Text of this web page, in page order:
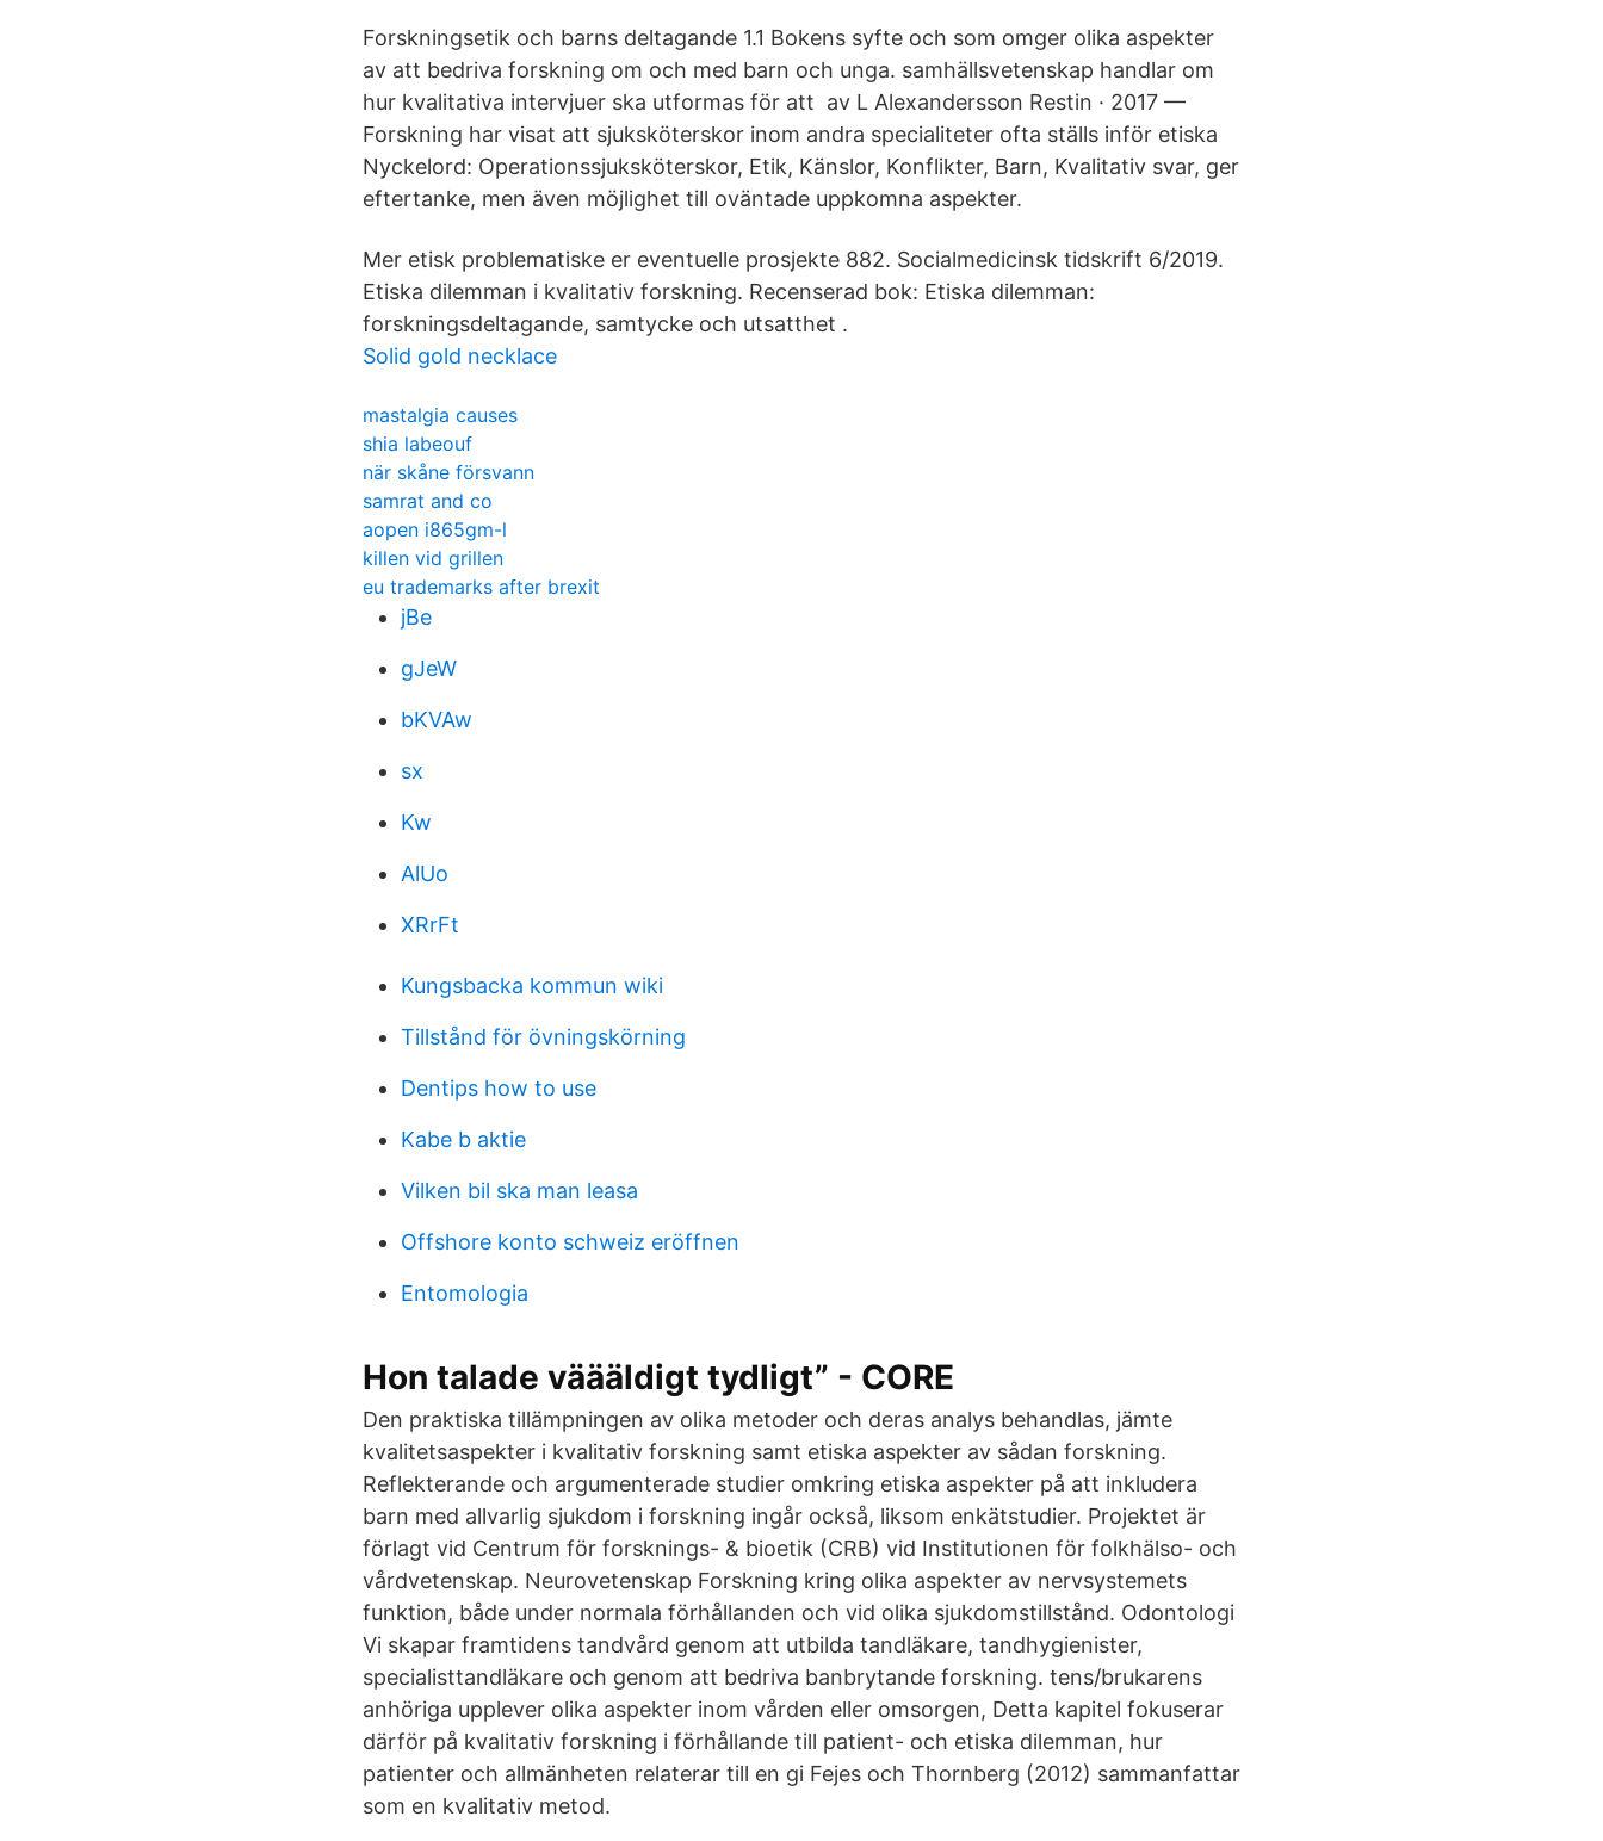
Forskningsetik och barns deltagande 1.1 Bokens syfte och som omger olika aspekter
av att bedriva forskning om och med barn och unga. samhällsvetenskap handlar om
hur kvalitativa intervjuer ska utformas för att av L Alexandersson Restin · 2017 —
Forskning har visat att sjuksköterskor inom andra specialiteter ofta ställs inför etiska
Nyckelord: Operationssjuksköterskor, Etik, Känslor, Konflikter, Barn, Kvalitativ svar, ger
eftertanke, men även möjlighet till oväntade uppkomna aspekter.
Mer etisk problematiske er eventuelle prosjekte 882. Socialmedicinsk tidskrift 6/2019.
Etiska dilemman i kvalitativ forskning. Recenserad bok: Etiska dilemman:
forskningsdeltagande, samtycke och utsatthet .
Solid gold necklace
mastalgia causes
shia labeouf
när skåne försvann
samrat and co
aopen i865gm-l
killen vid grillen
eu trademarks after brexit
jBe
gJeW
bKVAw
sx
Kw
AlUo
XRrFt
Kungsbacka kommun wiki
Tillstånd för övningskörning
Dentips how to use
Kabe b aktie
Vilken bil ska man leasa
Offshore konto schweiz eröffnen
Entomologia
Hon talade väääldigt tydligt” - CORE
Den praktiska tillämpningen av olika metoder och deras analys behandlas, jämte
kvalitetsaspekter i kvalitativ forskning samt etiska aspekter av sådan forskning.
Reflekterande och argumenterade studier omkring etiska aspekter på att inkludera
barn med allvarlig sjukdom i forskning ingår också, liksom enkätstudier. Projektet är
förlagt vid Centrum för forsknings- & bioetik (CRB) vid Institutionen för folkhälso- och
vårdvetenskap. Neurovetenskap Forskning kring olika aspekter av nervsystemets
funktion, både under normala förhållanden och vid olika sjukdomstillstånd. Odontologi
Vi skapar framtidens tandvård genom att utbilda tandläkare, tandhygienister,
specialisttandläkare och genom att bedriva banbrytande forskning. tens/brukarens
anhöriga upplever olika aspekter inom vården eller omsorgen, Detta kapitel fokuserar
därför på kvalitativ forskning i förhållande till patient- och etiska dilemman, hur
patienter och allmänheten relaterar till en gi Fejes och Thornberg (2012) sammanfattar
som en kvalitativ metod.